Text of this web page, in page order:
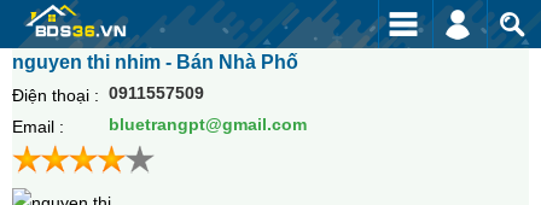
nguyen thi nhim - Bán Nhà Phố
Điện thoại : 0911557509
Email :
bluetrangpt@gmail.com